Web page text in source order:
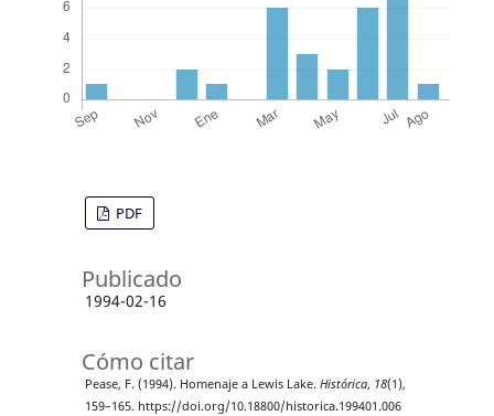
PDF
Publicado
1994-02-16
Cómo citar
Pease, F. (1994). Homenaje a Lewis Lake. Histórica, 18(1),
159–165. https://doi.org/10.18800/historica.199401.006